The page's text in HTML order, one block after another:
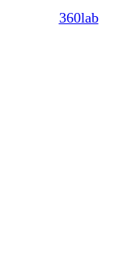
360lab02/05/